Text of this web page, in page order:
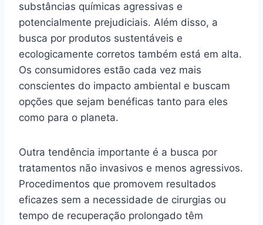
substâncias químicas agressivas e
potencialmente prejudiciais. Além disso, a
busca por produtos sustentáveis e
ecologicamente corretos também está em alta.
Os consumidores estão cada vez mais
conscientes do impacto ambiental e buscam
opções que sejam benéficas tanto para eles
como para o planeta.
Outra tendência importante é a busca por
tratamentos não invasivos e menos agressivos.
Procedimentos que promovem resultados
eficazes sem a necessidade de cirurgias ou
tempo de recuperação prolongado têm